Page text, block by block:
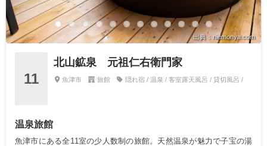
出典：niemonya.com
11
北山鉱泉 元祖仁右衛門家
魚津市 旅館 隠れ宿 / 温泉 / 客室露天風呂 / 貸切風呂 /
温泉旅館
魚津市にある全11室の少人数制の旅館。天然温泉が魅力で子宝の湯